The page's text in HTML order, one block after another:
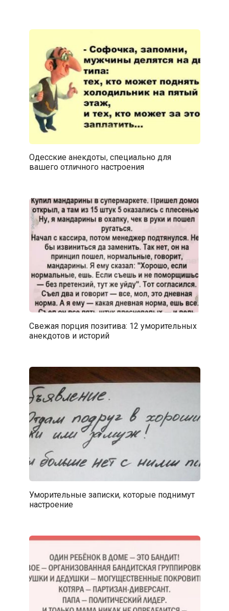
Одесские анекдоты, специально для
вашего отличного настроения
Свежая порция позитива: 12 уморительных
анекдотов и историй
Уморительные записки, которые поднимут
настроение